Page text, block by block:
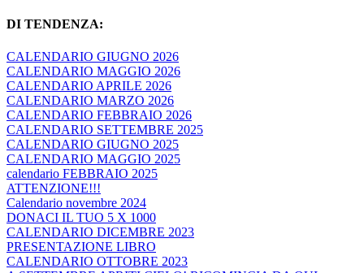
DI TENDENZA:
CALENDARIO GIUGNO 2026
CALENDARIO MAGGIO 2026
CALENDARIO APRILE 2026
CALENDARIO MARZO 2026
CALENDARIO FEBBRAIO 2026
CALENDARIO SETTEMBRE 2025
CALENDARIO GIUGNO 2025
CALENDARIO MAGGIO 2025
calendario FEBBRAIO 2025
ATTENZIONE!!!
Calendario novembre 2024
DONACI IL TUO 5 X 1000
CALENDARIO DICEMBRE 2023
PRESENTAZIONE LIBRO
CALENDARIO OTTOBRE 2023